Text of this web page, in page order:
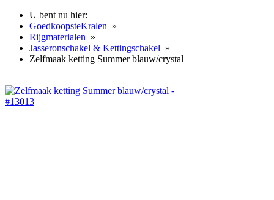
U bent nu hier:
GoedkoopsteKralen »
Rijgmaterialen »
Jasseronschakel & Kettingschakel »
Zelfmaak ketting Summer blauw/crystal